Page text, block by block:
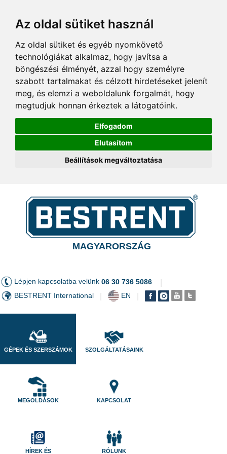
Az oldal sütiket használ
Az oldal sütiket és egyéb nyomkövető
technológiákat alkalmaz, hogy javítsa a
böngészési élményét, azzal hogy személyre
szabott tartalmakat és célzott hirdetéseket jelenít
meg, és elemzi a weboldalunk forgalmát, hogy
megtudjuk honnan érkeztek a látogatóink.
Elfogadom
Elutasítom
Beállítások megváltoztatása
MAGYARORSZÁG
Lépjen kapcsolatba velünk 06 30 736 5086
BESTRENT International EN
GÉPEK ÉS SZERSZÁMOK SZOLGÁLTATÁSAINK
MEGOLDÁSOK KAPCSOLAT
HÍREK ÉS
RÓLUNK